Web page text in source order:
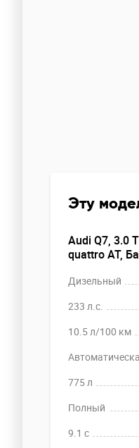
Эту
Audi Q7, 3.0
quattro AT,
Дизельный
233 л.с.
10.5 л/100 км
775 л
Полный
9.1 c